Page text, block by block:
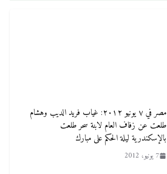
مصر في ٧ يونيو ٢٠١٢: غياب فريد الديب وهشام
طلعت عن زفاف العام لابنة سحر طلعت
بالإسكندرية ليلة الحكم على مبارك
7 يونيو، 2012